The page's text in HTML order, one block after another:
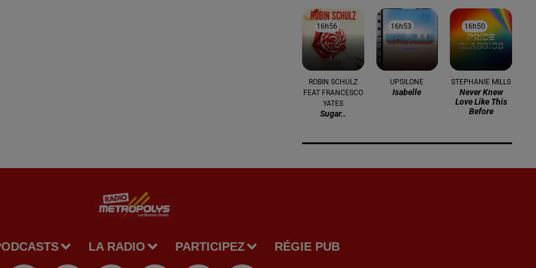
16h56
16h56
ROBIN SCHULZ
FEAT FRANCESCO
YATES
Sugar..
16h53
16h53
UPSILONE
Isabelle
16h50
16h50
STEPHANIE MILLS
Never Knew
Love Like This
Before
LA RADIO PARTICIPEZ RÉGIE PUB